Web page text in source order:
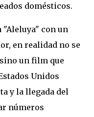
domésticos.
"Aleluya" con un
en realidad no se
un film que
Unidos
y la llegada del
números